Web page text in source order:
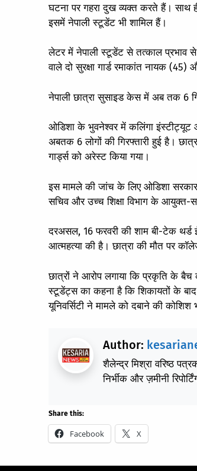
घटना पर गहरा दुख व्यक्त करते हैं। साथ
इसमें नेपाली स्टूडेंट भी शामिल हैं।
लेटर में नेपाली स्टूडेंट से तत्काल प्रभाव
वाले दो सुरक्षा गार्ड रमाकांत नायक (45)
नेपाली छात्रा सुसाइड केस में अब तक 6
ओडिशा के भुवनेश्वर में कलिंगा इंस्टीट्यूट
अबतक 6 लोगों की गिरफ्तारी हुई है।
गार्ड्स को अरेस्ट किया गया।
इस मामले की जांच के लिए ओडिशा
सचिव और उच्च शिक्षा विभाग के आयुक्त-
दरअसल, 16 फरवरी की शाम बी-टेक
आत्महत्या की है। छात्रा की मौत पर
छात्रों ने आरोप लगाया कि प्रकृति के बैच
स्टूडेंट्स का कहना है कि शिकायतों के बाद
यूनिवर्सिटी ने मामले को दबाने की कोशिश
Author:
शैलेन्द्र मिश्रा वरिष्ठ
निर्भीक और ज़मीनी
Share this:
Facebook X